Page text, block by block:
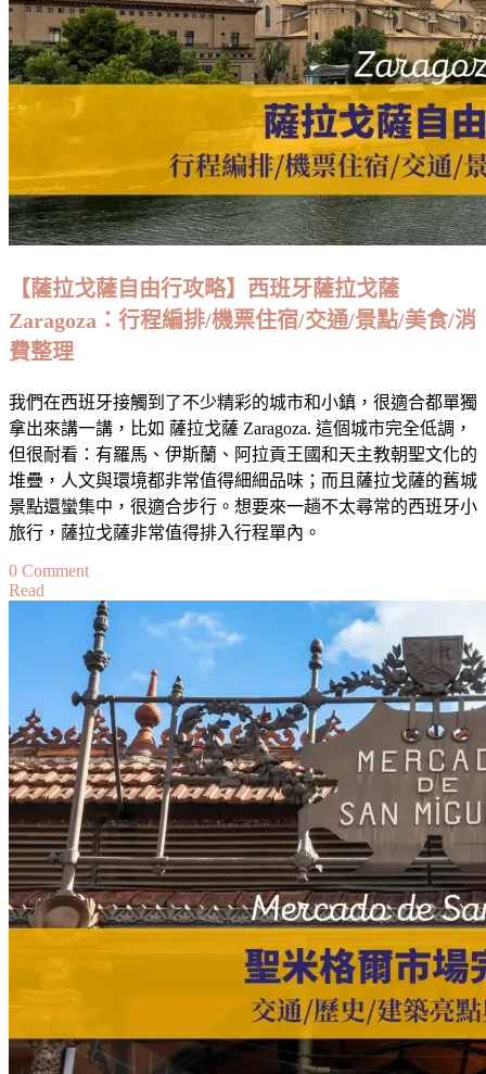
中
央
市
場
Zaragoza：
建
築
史
／
交
營
業
時
間
／
參
觀
點
【薩拉戈薩自由行攻略】西班牙薩拉戈薩
Zaragoza：行程編排/機票住宿/交通/景點/美食/消
費整理
我們在西班牙接觸到了不少精彩的城市和小鎮，很適合都單獨
拿出來講一講，比如 薩拉戈薩 Zaragoza. 這個城市完全低調，
但很耐看：有羅馬、伊斯蘭、阿拉貢王國和天主教朝聖文化的
堆疊，人文與環境都非常值得細細品味；而且薩拉戈薩的舊城
景點還蠻集中，很適合步行。想要來一趟不太尋常的西班牙小
旅行，薩拉戈薩非常值得排入行程單內。
0 Commenton
拉
戈
薩
自
由
行
攻
略】
西
班
牙
薩
拉
行
程
Read